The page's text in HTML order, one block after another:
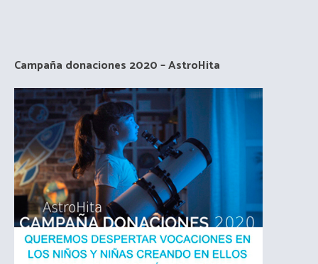
Campaña donaciones 2020 – AstroHita